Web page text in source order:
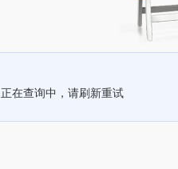
正在查询中，请刷新重试